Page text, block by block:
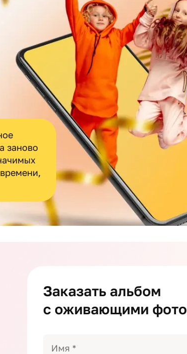
заново
Заказать альбом
с оживающими фото